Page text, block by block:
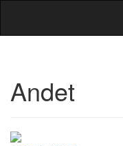
Andet